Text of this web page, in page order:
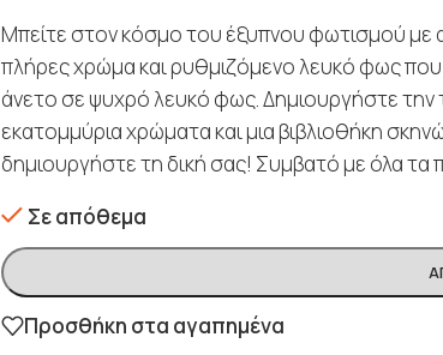
Μπείτε στον κόσμο του έξυπνου φωτισμού με
πλήρες χρώμα και ρυθμιζόμενο λευκό φως
άνετο σε ψυχρό λευκό φως. Δημιουργήστε
εκατομμύρια χρώματα και μια βιβλιοθήκη
δημιουργήστε τη δική σας! Συμβατό με όλα τα
Σε απόθεμα
Προσθήκη στα αγαπημένα